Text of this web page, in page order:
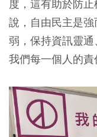
度，這有助於防
說，自由民主是
弱，保持資訊靈
我們每一個人的責